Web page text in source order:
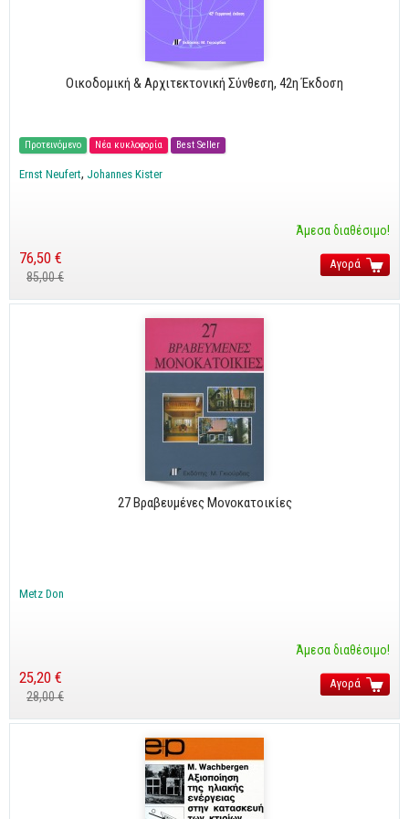
Γραφικά
Photoshop
Πολυμέσα
Web Design
Προγραμματισμός
Οικοδομική & Αρχιτεκτονική Σύνθεση, 42η Έκδοση
Προτεινόμενο Νέα κυκλοφορία Best Seller
Ernst Neufert Johannes Kister
Άμεσα διαθέσιμο!
76,50 €
85,00 €
Αγορά
27 Βραβευμένες Μονοκατοικίες
Metz Don
Άμεσα διαθέσιμο!
25,20 €
28,00 €
Αγορά